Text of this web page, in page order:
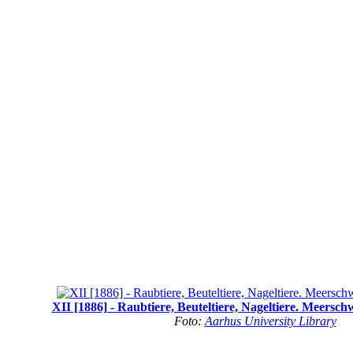
XII [1886] - Raubtiere, Beuteltiere, Nageltiere.
Foto: Aarhus University Library